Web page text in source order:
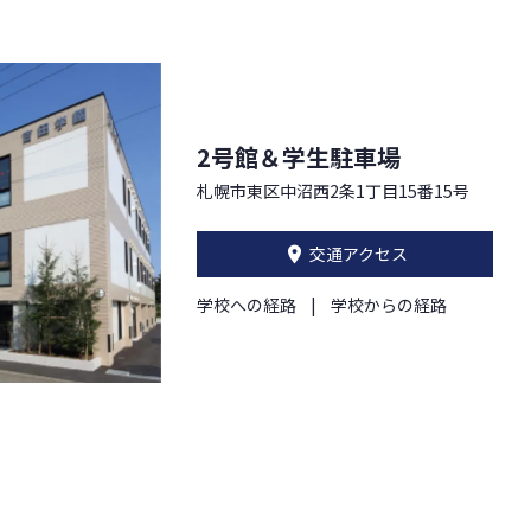
2号館＆学生駐車場
札幌市東区中沼西2条1丁目15番15号
交通アクセス
学校への経路 学校からの経路